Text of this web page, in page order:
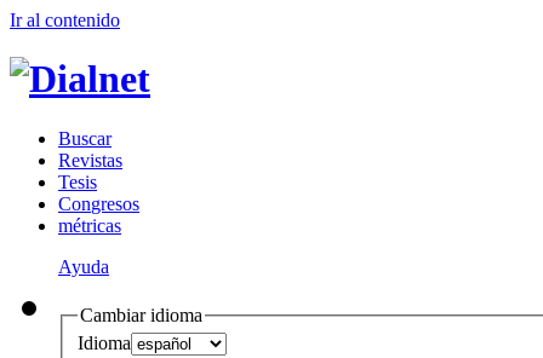
Ir al contenido
Buscar
Revistas
Tesis
Congresos
métricas
Ayuda
Cambiar idioma
Idioma